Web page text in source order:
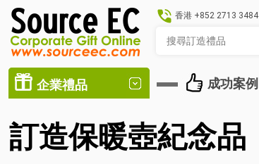
香港 +852 2713 3484
企業禮品 成功案例
訂造保暖壺紀念品